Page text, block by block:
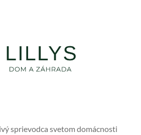
sprievodca svetom domácnosti